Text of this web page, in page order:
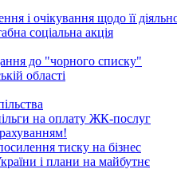
і очікування щодо її
соціальна акція
до "чорного списку"
області
на оплату ЖК-послуг
тиску на бізнес
і плани на майбутнє